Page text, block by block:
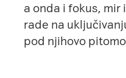
a onda i fokus, mir
rade na
pod njihovo